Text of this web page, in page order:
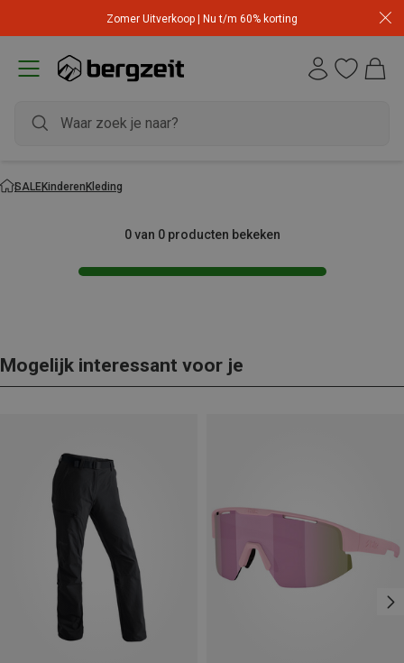
Zomer Uitverkoop | Nu t/m 60% korting
SALEKinderenKleding
0 van 0 producten bekeken
Mogelijk interessant voor je